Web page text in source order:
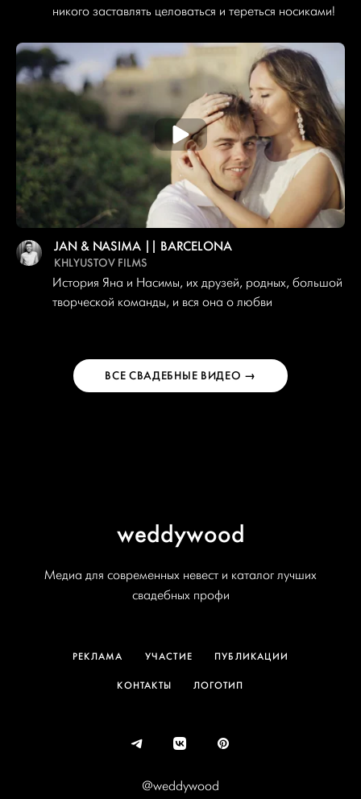
никого заставлять целоваться и тереться носиками!
JAN & NASIMA || BARCELONA
KHLYUSTOV FILMS
История Яна и Насимы, их друзей, родных, большой
творческой команды, и вся она о любви
ВСЕ СВАДЕБНЫЕ ВИДЕО →
weddywood
Медиа для современных невест и каталог лучших
свадебных профи
РЕКЛАМА УЧАСТИЕ ПУБЛИКАЦИИ
КОНТАКТЫ ЛОГОТИП
@weddywood